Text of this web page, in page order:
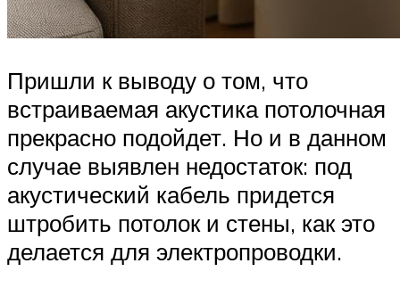
Пришли к выводу о том, что
встраиваемая акустика потолочная
прекрасно подойдет. Но и в данном
случае выявлен недостаток: под
акустический кабель придется
штробить потолок и стены, как это
делается для электропроводки.